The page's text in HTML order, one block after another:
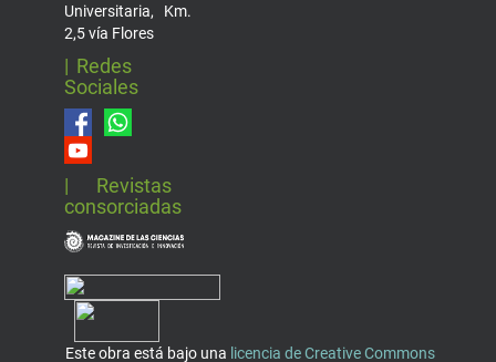
Universitaria, Km.
2,5 vía Flores
| Redes
Sociales
| Revistas
consorciadas
Este obra está bajo una licencia de Creative Commons